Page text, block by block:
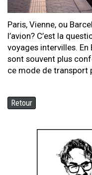
Paris, Vienne, ou
l’avion? C’est la
voyages intervilles.
sont souvent plus
ce mode de transport
Retour